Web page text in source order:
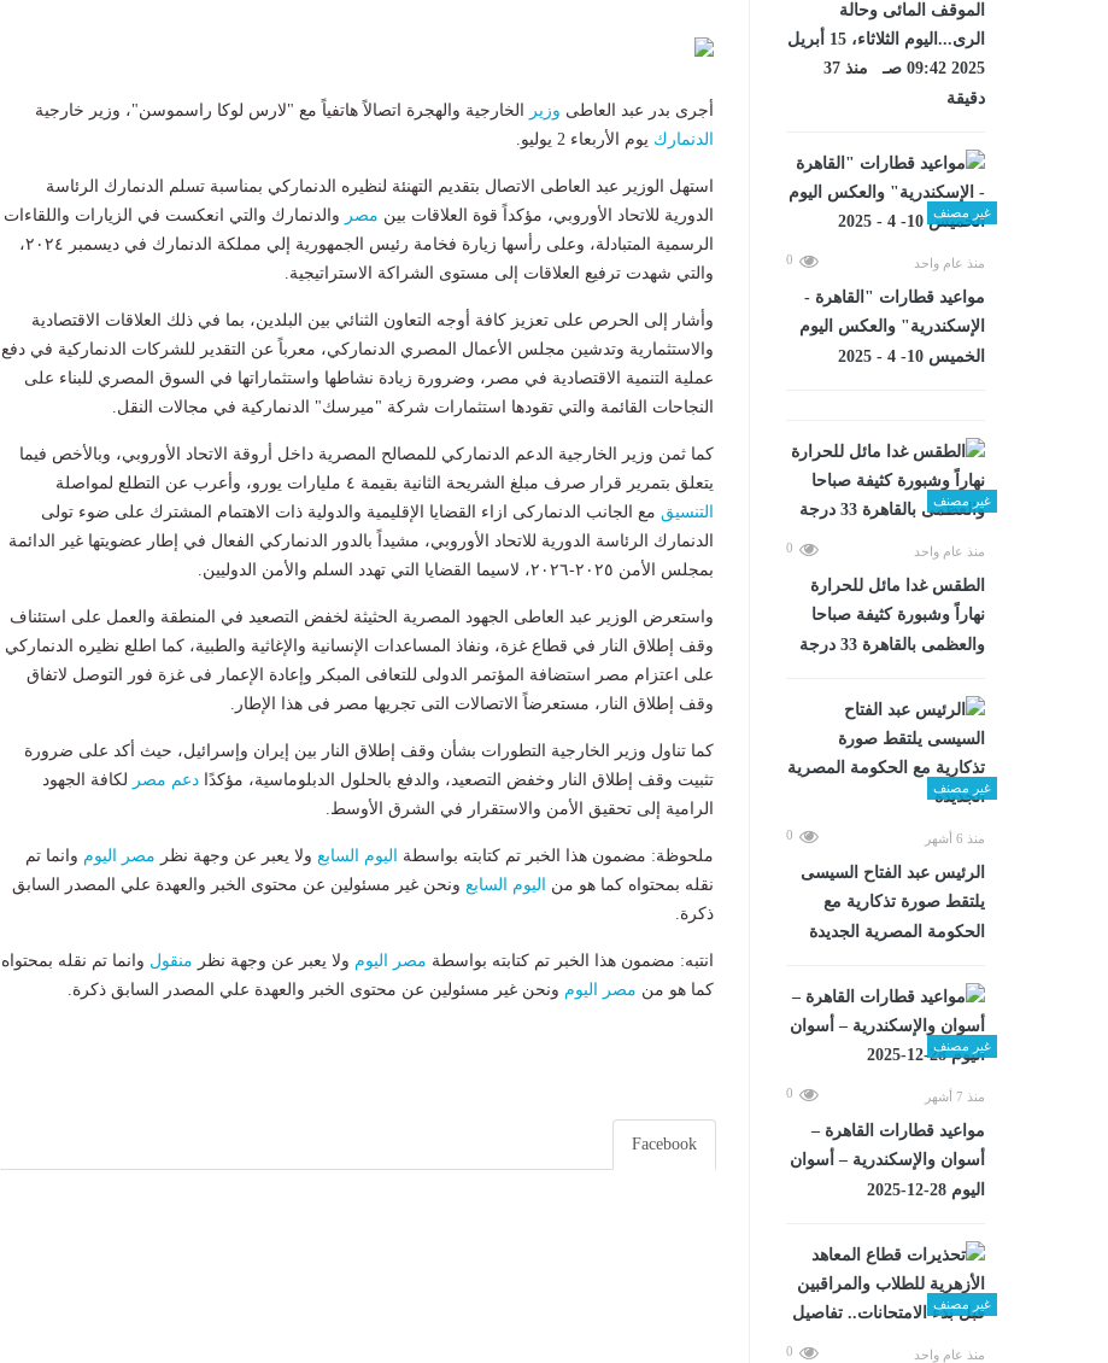
الموقف المائى وحالة
الرى...اليوم الثلاثاء، 15 أبريل
2025 09:42 صـ منذ 37
دقيقة
غير مصنف
منذ عام واحد 0
مواعيد قطارات "القاهرة -
الإسكندرية" والعكس اليوم
الخميس 10- 4 - 2025
غير مصنف
منذ عام واحد 0
الطقس غدا مائل للحرارة
نهاراً وشبورة كثيفة صباحا
والعظمى بالقاهرة 33 درجة
غير مصنف
منذ 6 أشهر 0
الرئيس عبد الفتاح السيسى
يلتقط صورة تذكارية مع
الحكومة المصرية الجديدة
غير مصنف
منذ 7 أشهر 0
مواعيد قطارات القاهرة –
أسوان والإسكندرية – أسوان
اليوم 28-12-2025
غير مصنف
منذ عام واحد 0
أجرى بدر عبد العاطى وزير
الخارجية والهجرة اتصالاً هاتفياً مع "لارس لوكا راسموسن"، وزير خارجية
الدنمارك يوم الأربعاء 2 يوليو.
استهل الوزير عبد العاطى الاتصال بتقديم التهنئة لنظيره الدنماركي بمناسبة تسلم الدنمارك الرئاسة
الدورية للاتحاد الأوروبي، مؤكداً قوة العلاقات بين مصر والدنمارك والتي انعكست في الزيارات واللقاءات
الرسمية المتبادلة، وعلى رأسها زيارة فخامة رئيس الجمهورية إلي مملكة الدنمارك في ديسمبر ٢٠٢٤،
والتي شهدت ترفيع العلاقات إلى مستوى الشراكة الاستراتيجية.
وأشار إلى الحرص على تعزيز كافة أوجه التعاون الثنائي بين البلدين، بما في ذلك العلاقات الاقتصادية
والاستثمارية وتدشين مجلس الأعمال المصري الدنماركي، معرباً عن التقدير للشركات الدنماركية في دفع
عملية التنمية الاقتصادية في مصر، وضرورة زيادة نشاطها واستثماراتها في السوق المصري للبناء على
النجاحات القائمة والتي تقودها استثمارات شركة "ميرسك" الدنماركية في مجالات النقل.
كما ثمن وزير الخارجية الدعم الدنماركي للمصالح المصرية داخل أروقة الاتحاد الأوروبي، وبالأخص فيما
يتعلق بتمرير قرار صرف مبلغ الشريحة الثانية بقيمة ٤ مليارات يورو، وأعرب عن التطلع لمواصلة
التنسيق مع الجانب الدنماركى ازاء القضايا الإقليمية والدولية ذات الاهتمام المشترك على ضوء تولى
الدنمارك الرئاسة الدورية للاتحاد الأوروبي، مشيداً بالدور الدنماركي الفعال في إطار عضويتها غير الدائمة
بمجلس الأمن ٢٠٢٥-٢٠٢٦، لاسيما القضايا التي تهدد السلم والأمن الدوليين.
واستعرض الوزير عبد العاطى الجهود المصرية الحثيثة لخفض التصعيد في المنطقة والعمل على استئناف
وقف إطلاق النار في قطاع غزة، ونفاذ المساعدات الإنسانية والإغاثية والطبية، كما اطلع نظيره الدنماركي
على اعتزام مصر استضافة المؤتمر الدولى للتعافى المبكر وإعادة الإعمار فى غزة فور التوصل لاتفاق
وقف إطلاق النار، مستعرضاً الاتصالات التى تجريها مصر فى هذا الإطار.
كما تناول وزير الخارجية التطورات بشأن وقف إطلاق النار بين إيران وإسرائيل، حيث أكد على ضرورة
تثبيت وقف إطلاق النار وخفض التصعيد، والدفع بالحلول الدبلوماسية، مؤكدًا دعم مصر لكافة الجهود
الرامية إلى تحقيق الأمن والاستقرار في الشرق الأوسط.
ملحوظة: مضمون هذا الخبر تم كتابته بواسطة اليوم السابع ولا يعبر عن وجهة نظر مصر اليوم وانما تم
نقله بمحتواه كما هو من
اليوم السابع ونحن غير مسئولين عن محتوى الخبر والعهدة علي المصدر السابق
ذكرة.
انتبه: مضمون هذا الخبر تم كتابته بواسطة مصر اليوم ولا يعبر عن وجهة نظر منقول وانما تم نقله بمحتواه
كما هو من مصر اليوم ونحن غير مسئولين عن محتوى الخبر والعهدة علي المصدر السابق ذكرة.
Facebook